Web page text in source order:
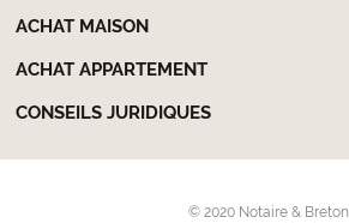
ACHAT MAISON
ACHAT APPARTEMENT
CONSEILS JURIDIQUES
© 2020 Notaire & Breton